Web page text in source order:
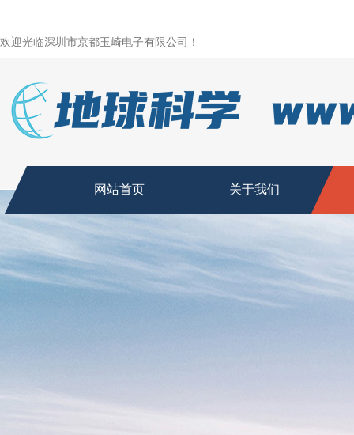
欢迎光临深圳市京都玉崎电子有限公司！
网站首页 关于我们